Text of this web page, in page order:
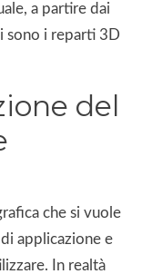
a partire dai
sono i reparti 3D
del
che si vuole
applicazione e
In realtà